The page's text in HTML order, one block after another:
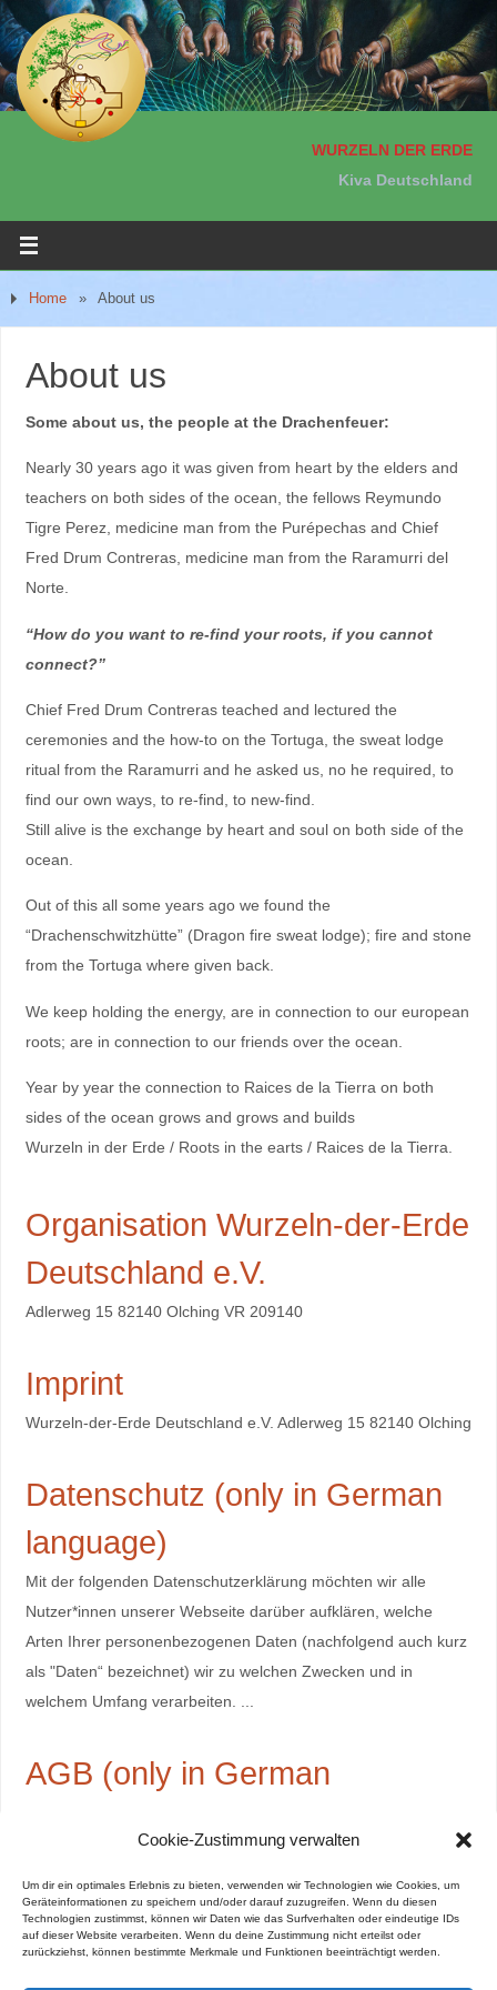
Cookie-Zustimmung verwalten
Um dir ein optimales Erlebnis zu bieten, verwenden wir Technologien wie Cookies, um
Geräteinformationen zu speichern und/oder darauf zuzugreifen. Wenn du diesen
Technologien zustimmst, können wir Daten wie das Surfverhalten oder eindeutige IDs
auf dieser Website verarbeiten. Wenn du deine Zustimmung nicht erteilst oder
zurückziehst, können bestimmte Merkmale und Funktionen beeinträchtigt werden.
WURZELN DER ERDE
Kiva Deutschland
Home » About us
About us
Some about us, the people at the Drachenfeuer:
Nearly 30 years ago it was given from heart by the elders and
teachers on both sides of the ocean, the fellows Reymundo
Tigre Perez, medicine man from the Purépechas and Chief
Fred Drum Contreras, medicine man from the Raramurri del
Norte.
“How do you want to re-find your roots, if you cannot
connect?”
Chief Fred Drum Contreras teached and lectured the
ceremonies and the how-to on the Tortuga, the sweat lodge
ritual from the Raramurri and he asked us, no he required, to
find our own ways, to re-find, to new-find.
Still alive is the exchange by heart and soul on both side of the
ocean.
Out of this all some years ago we found the
“Drachenschwitzhütte” (Dragon fire sweat lodge); fire and stone
from the Tortuga where given back.
We keep holding the energy, are in connection to our european
roots; are in connection to our friends over the ocean.
Year by year the connection to Raices de la Tierra on both
sides of the ocean grows and grows and builds
Wurzeln in der Erde / Roots in the earts / Raices de la Tierra.
Organisation Wurzeln-der-Erde
Deutschland e.V.
Adlerweg 15 82140 Olching VR 209140
Imprint
Wurzeln-der-Erde Deutschland e.V. Adlerweg 15 82140 Olching
Datenschutz (only in German
language)
Mit der folgenden Datenschutzerklärung möchten wir alle
Nutzer*innen unserer Webseite darüber aufklären, welche
Arten Ihrer personenbezogenen Daten (nachfolgend auch kurz
als "Daten“ bezeichnet) wir zu welchen Zwecken und in
welchem Umfang verarbeiten. ...
AGB (only in German
der Zeremonie